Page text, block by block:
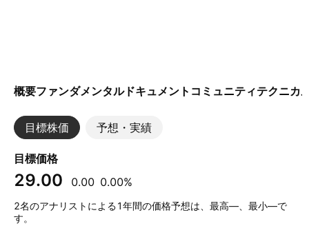
概要ファンダメンタルドキュメント コミュニティテクニカ
目標株価 予想・実績
目標価格
29.00 0.00 0.00%
2名のアナリストによる1年間の価格予想は、最高—、最小—で
す。